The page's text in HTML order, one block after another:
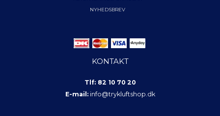
NYHEDSBREV
KONTAKT
Tlf: 82 10 70 20
E-mail: info@trykluftshop.dk